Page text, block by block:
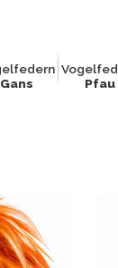
ern
Gans
Vogelfed
Pfau